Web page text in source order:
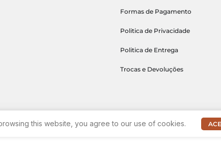
Formas de Pagamento
Politica de Privacidade
Politica de Entrega
Trocas e Devoluções
this website, you agree to our use of cookies.